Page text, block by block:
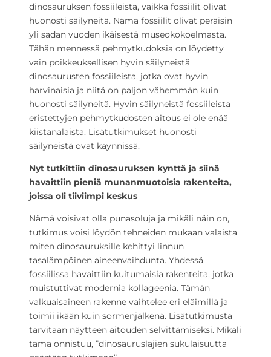
dinosauruksen fossiileista, vaikka fossiilit olivat
huonosti säilyneitä. Nämä fossiilit olivat peräisin
yli sadan vuoden ikäisestä museokokoelmasta.
Tähän mennessä pehmytkudoksia on löydetty
vain poikkeuksellisen hyvin säilyneistä
dinosaurusten fossiileista, jotka ovat hyvin
harvinaisia ja niitä on paljon vähemmän kuin
huonosti säilyneitä. Hyvin säilyneistä fossiileista
eristettyjen pehmytkudosten aitous ei ole enää
kiistanalaista. Lisätutkimukset huonosti
säilyneistä ovat käynnissä.
Nyt tutkittiin dinosauruksen kynttä ja siinä
havaittiin pieniä munanmuotoisia rakenteita,
joissa oli tiiviimpi keskus
Nämä voisivat olla punasoluja ja mikäli näin on,
tutkimus voisi löydön tehneiden mukaan valaista
miten dinosauruksille kehittyi linnun
tasalämpöinen aineenvaihdunta. Yhdessä
fossiilissa havaittiin kuitumaisia rakenteita, jotka
muistuttivat modernia kollageenia. Tämän
valkuaisaineen rakenne vaihtelee eri eläimillä ja
toimii ikään kuin sormenjälkenä. Lisätutkimusta
tarvitaan näytteen aitouden selvittämiseksi. Mikäli
tämä onnistuu, ”dinosauruslajien sukulaisuutta